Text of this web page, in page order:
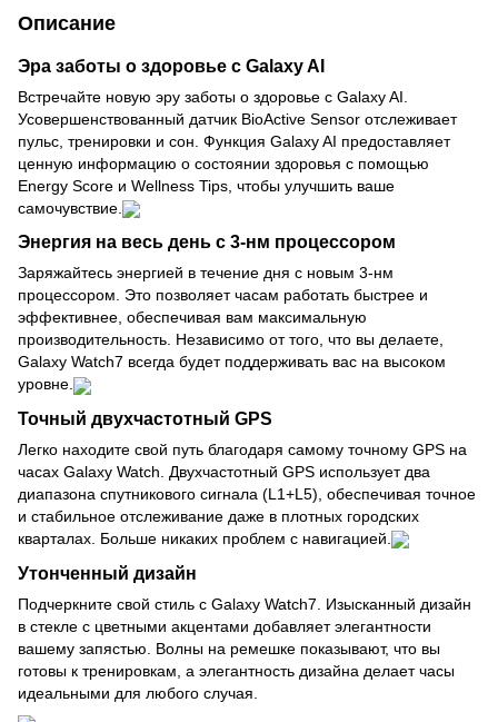
Описание
Эра заботы о здоровье с Galaxy AI
Встречайте новую эру заботы о здоровье с Galaxy AI.
Усовершенствованный датчик BioActive Sensor отслеживает
пульс, тренировки и сон. Функция Galaxy AI предоставляет
ценную информацию о состоянии здоровья с помощью
Energy Score и Wellness Tips, чтобы улучшить ваше
самочувствие.
Энергия на весь день с 3-нм процессором
Заряжайтесь энергией в течение дня с новым 3-нм
процессором. Это позволяет часам работать быстрее и
эффективнее, обеспечивая вам максимальную
производительность. Независимо от того, что вы делаете,
Galaxy Watch7 всегда будет поддерживать вас на высоком
уровне.
Точный двухчастотный GPS
Легко находите свой путь благодаря самому точному GPS на
часах Galaxy Watch. Двухчастотный GPS использует два
диапазона спутникового сигнала (L1+L5), обеспечивая точное
и стабильное отслеживание даже в плотных городских
кварталах. Больше никаких проблем с навигацией.
Утонченный дизайн
Подчеркните свой стиль с Galaxy Watch7. Изысканный дизайн
в стекле с цветными акцентами добавляет элегантности
вашему запястью. Волны на ремешке показывают, что вы
готовы к тренировкам, а элегантность дизайна делает часы
идеальными для любого случая.